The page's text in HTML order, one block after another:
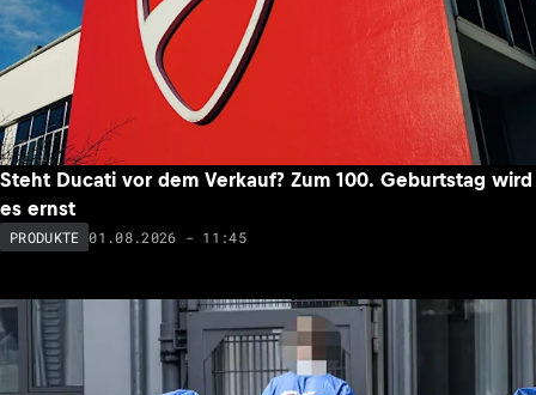
Steht Ducati vor dem Verkauf? Zum 100. Geburtstag wird
es ernst
PRODUKTE 01.08.2026 - 11:45